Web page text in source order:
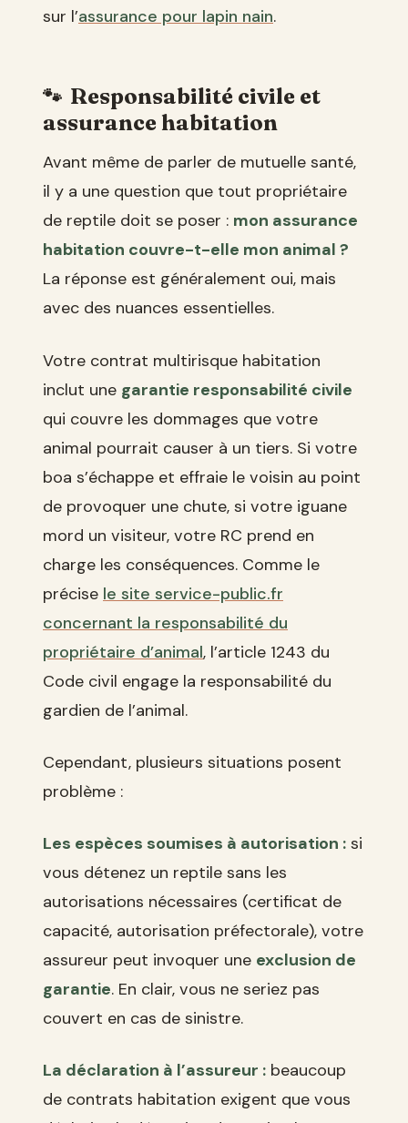
sur l’assurance pour lapin nain.
Responsabilité civile et
assurance habitation
Avant même de parler de mutuelle santé,
il y a une question que tout propriétaire
de reptile doit se poser : mon assurance
habitation couvre-t-elle mon animal ?
La réponse est généralement oui, mais
avec des nuances essentielles.
Votre contrat multirisque habitation
inclut une garantie responsabilité civile
qui couvre les dommages que votre
animal pourrait causer à un tiers. Si votre
boa s’échappe et effraie le voisin au point
de provoquer une chute, si votre iguane
mord un visiteur, votre RC prend en
charge les conséquences. Comme le
précise le site service-public.fr
concernant la responsabilité du
propriétaire d’animal, l’article 1243 du
Code civil engage la responsabilité du
gardien de l’animal.
Cependant, plusieurs situations posent
problème :
Les espèces soumises à autorisation : si
vous détenez un reptile sans les
autorisations nécessaires (certificat de
capacité, autorisation préfectorale), votre
assureur peut invoquer une exclusion de
garantie. En clair, vous ne seriez pas
couvert en cas de sinistre.
La déclaration à l’assureur : beaucoup
de contrats habitation exigent que vous